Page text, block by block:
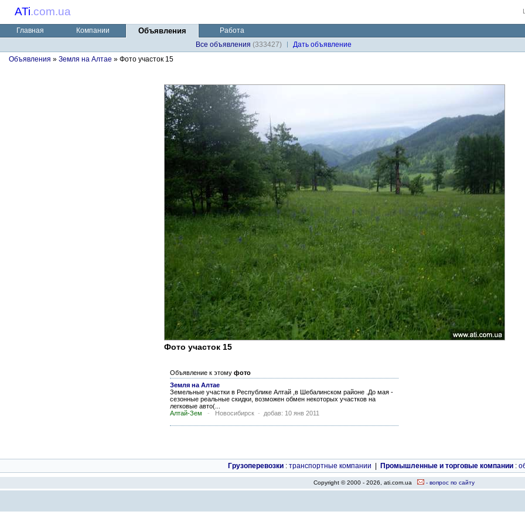
ATi.com.ua
Главная Компании Объявления
Работа
Все объявления (333427)
Дaть объявление
Объявления » Земля на Алтае » Фото участок 15
Фото участок 15
Объявление к этому фото
Земля на Алтае
Земельные участки в Республике Алтай ,в Шебалинском районе .До мая -
сезонные реальные скидки, возможен обмен некоторых участков на
легковые авто(...
Алтай-Зем - Новосибирск - добав: 10 янв 2011
Грузоперевозки : транспортные компании Промышленные и торговые компании :
Copyright © 2000 - 2026, ati.com.ua - вопрос по сайту